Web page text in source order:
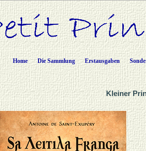
Home Die Sammlung Erstausgaben
Kleiner